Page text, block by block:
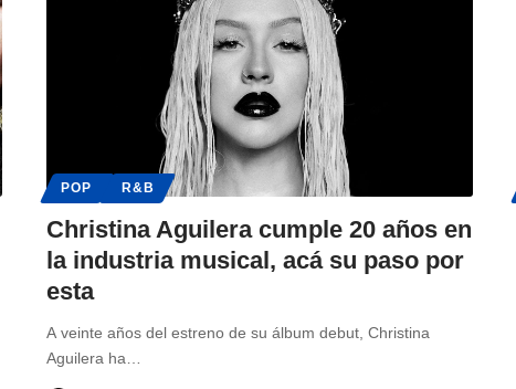
POP R&B
Christina Aguilera cumple 20 años en
la industria musical, acá su paso por
esta
A veinte años del estreno de su álbum debut, Christina
Aguilera ha…